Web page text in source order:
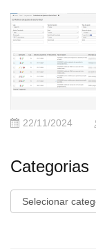
22/11/2024
Categorias
Categorias